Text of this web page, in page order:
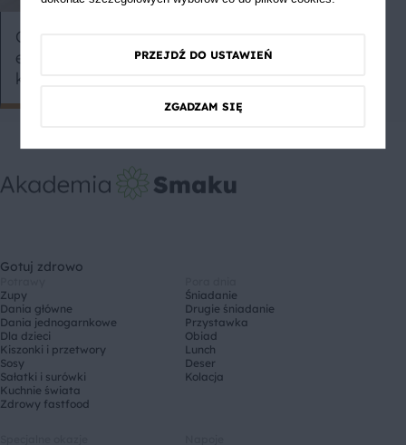
Czy automatyczna kostkarka to
efektowny gadżet czy
konieczność?
Gotuj zdrowo
Zupy
Dania główne
Dania jednogarnkowe
Dla dzieci
Kiszonki i przetwory
Sosy
Sałatki i surówki
Kuchnie świata
Zdrowy fastfood
Śniadanie
Drugie śniadanie
Przystawka
Obiad
Lunch
Deser
Kolacja
PRZEJDŹ DO USTAWIEŃ
ZGADZAM SIĘ